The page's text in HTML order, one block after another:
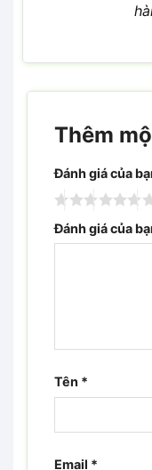
Thêm
Đánh giá của
Đánh giá của
Tên *
Email *